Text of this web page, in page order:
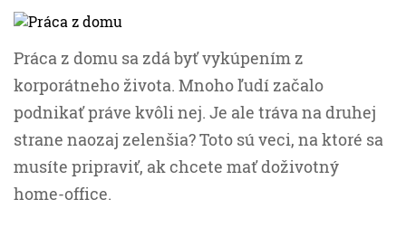
Práca z domu sa zdá byť vykúpením z
korporátneho života. Mnoho ľudí začalo
podnikať práve kvôli nej. Je ale tráva na druhej
strane naozaj zelenšia? Toto sú veci, na ktoré sa
musíte pripraviť, ak chcete mať doživotný
home-office.